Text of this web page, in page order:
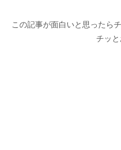
この記事が面白いと思ったら
チッと